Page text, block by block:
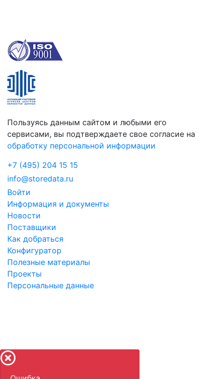
Пользуясь данным сайтом и любыми его
сервисами, вы подтверждаете свое согласие на
обработку персональной информации
+7 (495) 204 15 15
info@storedata.ru
Войти
Информация и документы
Новости
Поставщики
Как добраться
Конфигуратор
Полезные материалы
Проекты
Персональные данные